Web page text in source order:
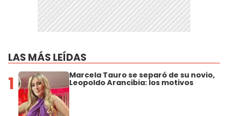
LAS MÁS LEÍDAS
1 Marcela Tauro se separó de su novio,
Leopoldo Arancibia: los motivos